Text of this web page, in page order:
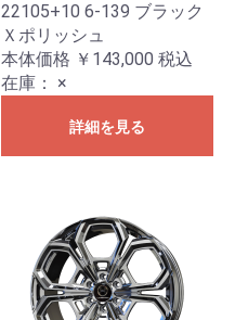
22105+10 6-139 ブラック
Ｘポリッシュ
本体価格 ￥143,000 税込
在庫： ×
詳細を見る